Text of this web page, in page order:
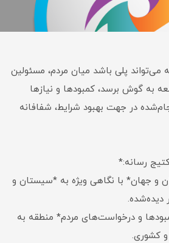
می‌تواند پلی باشد میان مردم، مسئولین
به گوش برسد، کمبودها و نیازها
در جهت بهبود شرایط، شفافانه
رسانه:*
و جهان* با نگاهی ویژه به *سیستان و
دیده‌شده.
و درخواست‌های مردم* منطقه به
کشوری.